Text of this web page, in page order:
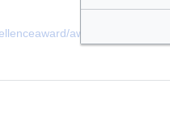
awarded